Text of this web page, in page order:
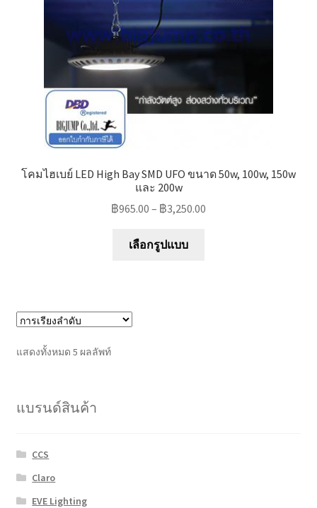
chosen
on
the
product
โคมไฮเบย์ LED High Bay SMD UFO ขนาด 50w, 100w, 150w
และ 200w
฿965.00 – ฿3,250.00
เลือกรูปแบบ
แสดงทั้งหมด 5 ผลลัพท์
แบรนด์สินค้า
CCS
Claro
EVE Lighting